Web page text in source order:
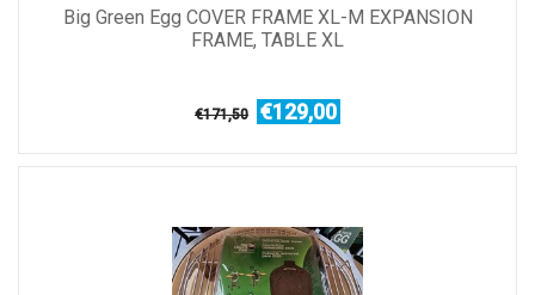
Big Green Egg COVER FRAME XL-M EXPANSION
FRAME, TABLE XL
€171,50 €129,00